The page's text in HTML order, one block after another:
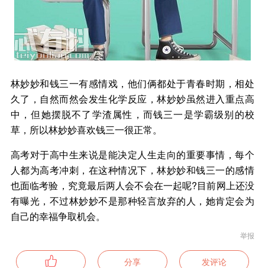
林妙妙和钱三一有感情戏，他们俩都处于青春时期，相处
久了，自然而然会发生化学反应，林妙妙虽然进入重点高
中，但她摆脱不了学渣属性，而钱三一是学霸级别的校
草，所以林妙妙喜欢钱三一很正常。
高考对于高中生来说是能决定人生走向的重要事情，每个
人都为高考冲刺，在这种情况下，林妙妙和钱三一的感情
也面临考验，究竟最后两人会不会在一起呢?目前网上还没
有曝光，不过林妙妙不是那种轻言放弃的人，她肯定会为
自己的幸福争取机会。
举报
分享 发评论